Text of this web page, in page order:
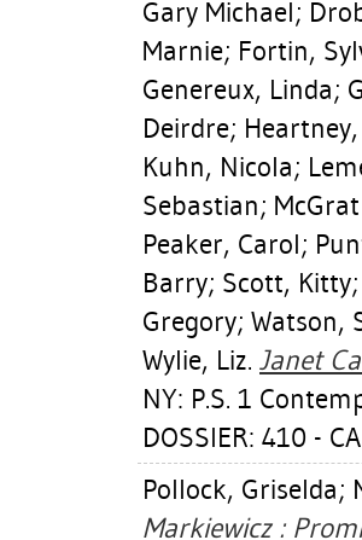
Gary Michael;
Marnie; Fortin,
Genereux, Linda;
Deirdre;
Kuhn, Nicola;
Sebastian;
Peaker, Carol;
Barry; Scott, Kitty
Gregory; Watson,
Wylie, Liz. Janet
NY: P.S. 1
DOSSIER: 410 -
Pollock, Griselda;
Markiewicz :